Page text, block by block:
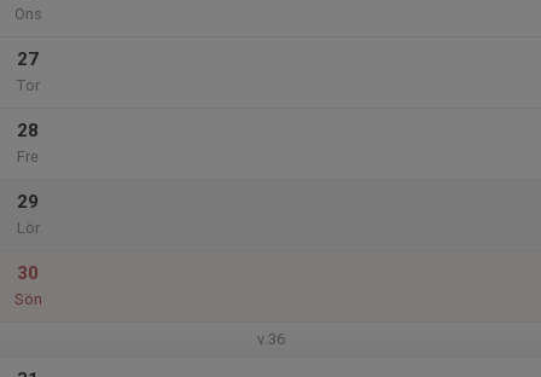
Ons
27
Tor
28
Fre
29
Lör
30
Sön
v.36